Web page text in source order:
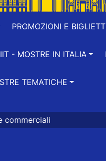
PROMOZIONI E
- MOSTRE IN ITALIA
TEMATICHE